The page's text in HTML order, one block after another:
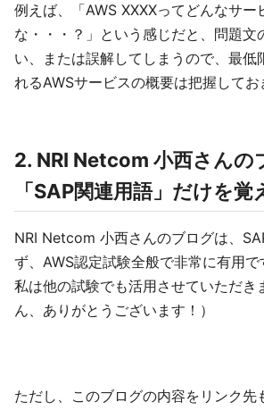
例えば、「AWS XXXXってどんなサー
な・・・？」という感じだと、問題文
い、または誤解してしまうので、最低
れるAWSサービスの概要は把握してお
2. NRI Netcom 小西さんの
「SAP関連用語」だけを覚
NRI Netcom 小西さんのブログは、
ず、AWS認定試験全般で非常に有用で
私は他の試験でも活用させていただき
ん、ありがとうございます！）
ただし、このブログの内容をリンク先